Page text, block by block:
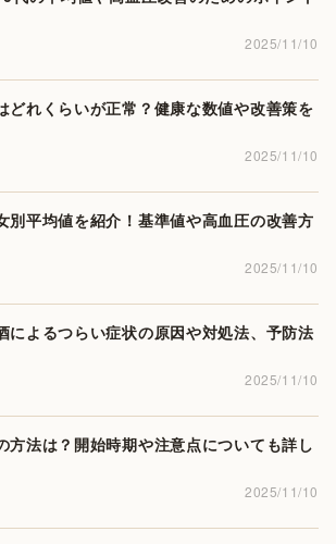
2025/11/10
どれくらいが正常？健康な数値や改善策を
2025/11/10
別平均値を紹介！基準値や高血圧の改善方
2025/11/10
によるつらい症状の原因や対処法、予防法
2025/11/10
方法は？開始時期や注意点についても詳し
2025/11/10